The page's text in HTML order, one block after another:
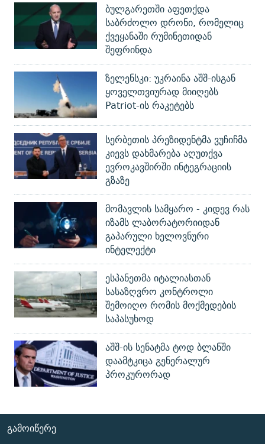
ბულგარეთში აფეთქდა
საბრძოლო დრონი, რომელიც
ქვეყანაში რუმინეთიდან
შეფრინდა
ზელენსკი: უკრაინა აშშ-ისგან
ყოველთვიურად მიიღებს
Patriot-ის რაკეტებს
სერბეთის პრეზიდენტმა ვუჩიჩმა
კიევს დახმარება აღუთქვა
ევროკავშირში ინტეგრაციის
გზაზე
მომავლის სამყარო - კიდევ რას
იზამს ლაბორატორიიდან
გაპარული ხელოვნური
ინტელექტი
ესპანეთმა იტალიასთან
სასაზღვრო კონტროლი
შემოიღო რომის მოქმედების
საპასუხოდ
აშშ-ის სენატმა ტოდ ბლანში
დაამტკიცა გენერალურ
პროკურორად
ᲒᲐᲛᲝᲘᲬᲔᲠᲔ